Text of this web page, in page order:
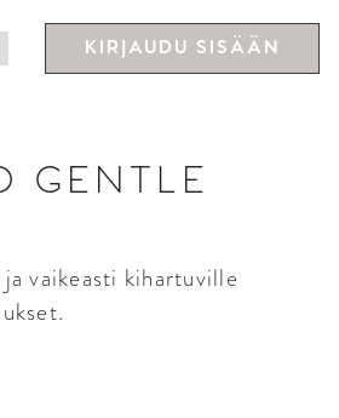
KIRJAUDU SISÄÄN
GENTLE
vaikeasti kihartuville